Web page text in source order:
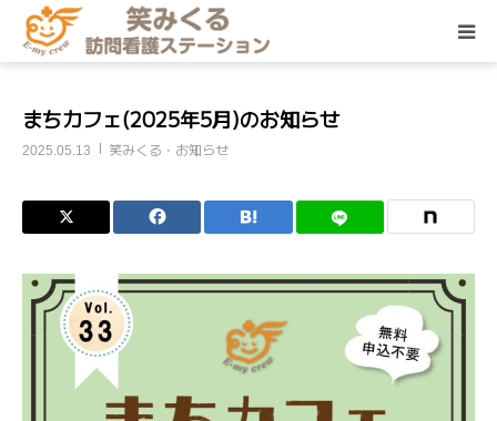
まちカフェ(2025年5月)のお知らせ
2025.05.13 笑みくる・お知らせ
訪問エリア
ご利用料金
ご利用の流れ
くらしの保健室
その他メニュー